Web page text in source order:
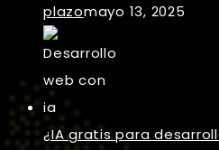
plazomayo 13, 2025
¿IA gratis para